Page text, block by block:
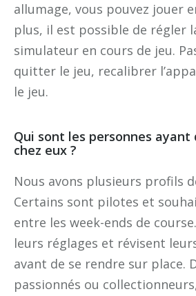
allumage, vous pouvez jouer
plus, il est possible de régler
simulateur en cours de jeu.
quitter le jeu, recalibrer
le jeu.
Qui sont les personnes ayant
chez eux ?
Nous avons plusieurs profils
Certains sont pilotes et
entre les week-ends de
leurs réglages et révisent
avant de se rendre sur place.
passionnés ou